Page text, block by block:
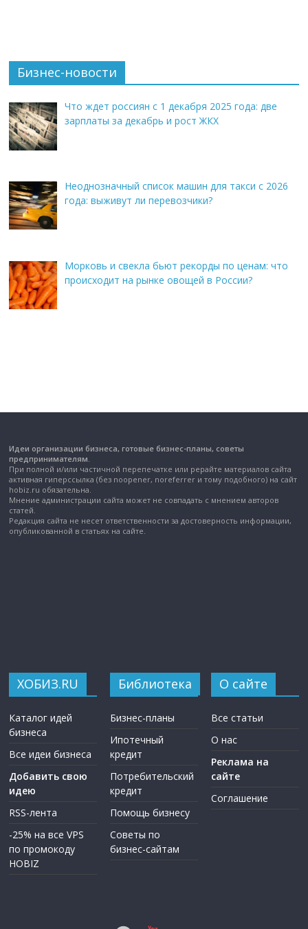
Бизнес-новости
Что ждет россиян с 1 декабря 2025 года: две
зарплаты за декабрь и рост ЖКХ
Неоднозначный список машин для такси с 2026
года: выживут ли перевозчики?
Морковь и свекла бьют рекорды по ценам: что
происходит на рынке овощей в России?
Идеи организации бизнеса, готовые бизнес-планы, советы
предпринимателям.
При полной и/или частичной перепечатке или рерайте материалов сайта
активная гиперссылка (без noopener, noreferrer и тому подобного) на сайт
hobiz.ru обязательна.
Мнение администрации сайта может не совпадать с мнением авторов
статей.
Редакция сайта не несет ответственности за достоверность информации,
опубликованной в статьях на сайте.
ХОБИЗ.RU
Каталог идей
бизнеса
Все идеи бизнеса
Добавить свою
идею
RSS-лента
-25% на все VPS
по промокоду
HOBIZ
Библиотека
Бизнес-планы
Ипотечный
кредит
Потребительский
кредит
Помощь бизнесу
Советы по
бизнес-сайтам
О сайте
Все статьи
О нас
Реклама на
сайте
Соглашение